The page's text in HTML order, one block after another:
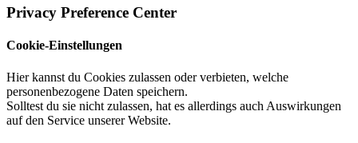
Privacy Preference Center
Cookie-Einstellungen
Hier kannst du Cookies zulassen oder verbieten, welche
personenbezogene Daten speichern.
Solltest du sie nicht zulassen, hat es allerdings auch Auswirkungen
auf den Service unserer Website.